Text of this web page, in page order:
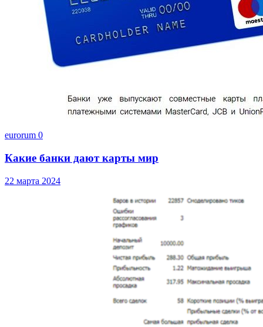
eurorum 0
Какие банки дают карты мир
22 марта 2024